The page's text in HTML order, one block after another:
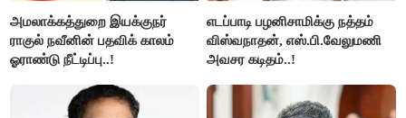
அமலாக்கத்துறை இயக்குநர்
ராகுல் நவீனின் பதவிக் காலம்
ஓராண்டு நீட்டிப்பு..!
எடப்பாடி பழனிசாமிக்கு நத்தம்
விஸ்வநாதன், எஸ்.பி.வேலுமணி
அவசர கடிதம்..!